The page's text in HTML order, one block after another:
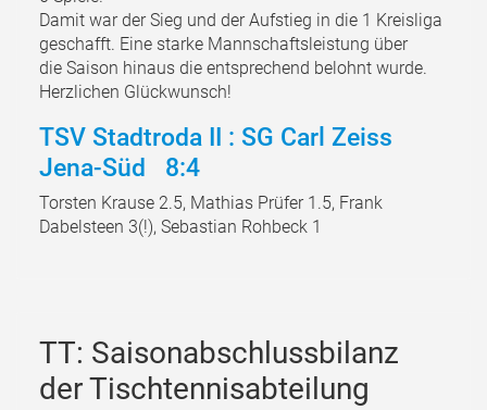
Damit war der Sieg und der Aufstieg in die 1 Kreisliga
geschafft. Eine starke Mannschaftsleistung über
die Saison hinaus die entsprechend belohnt wurde.
Herzlichen Glückwunsch!
TSV Stadtroda II : SG Carl Zeiss
Jena-Süd 8:4
Torsten Krause 2.5, Mathias Prüfer 1.5, Frank
Dabelsteen 3(!), Sebastian Rohbeck 1
TT: Saisonabschlussbilanz
der Tischtennisabteilung